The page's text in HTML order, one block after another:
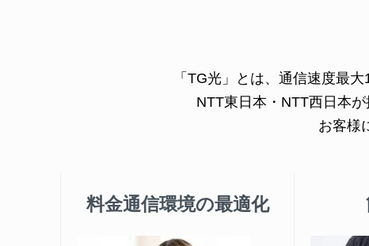
「TG光」とは、通信速度最
NTT東日本・NTT西日本
お客様
料金通信環境の最適化